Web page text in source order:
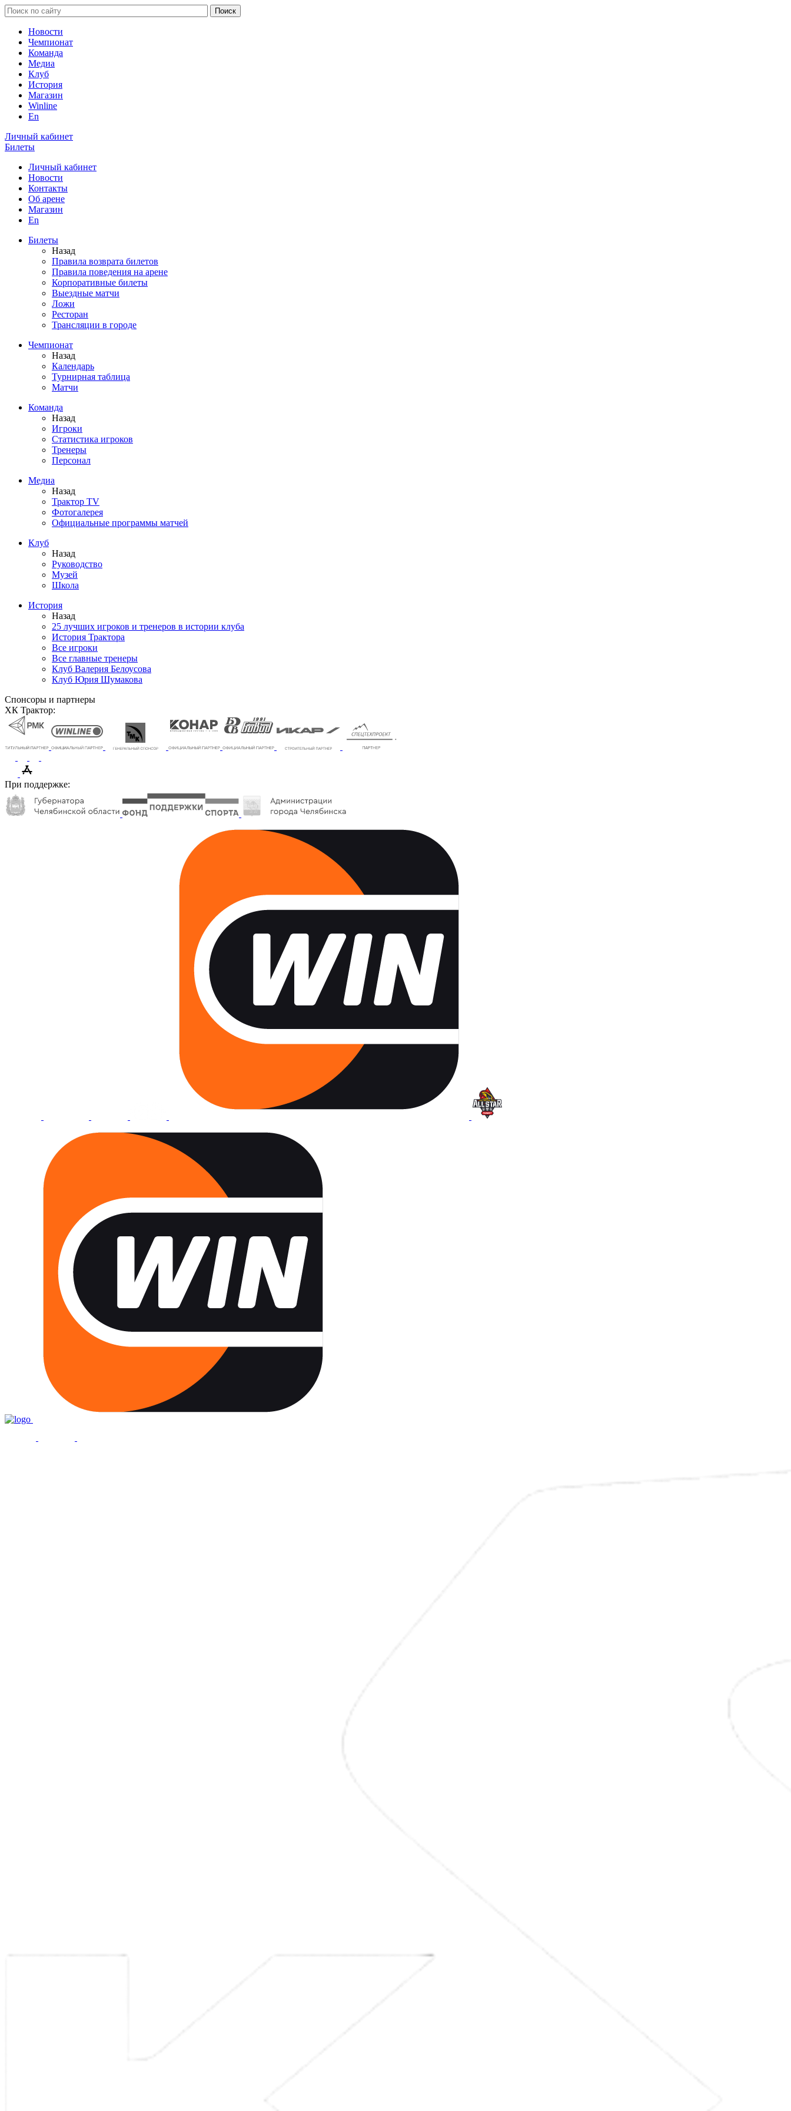
Новости
Чемпионат
Команда
Медиа
Клуб
История
Магазин
Winline
En
Личный кабинет
Билеты
Личный кабинет
Новости
Контакты
Об арене
Магазин
En
Билеты
Назад
Правила возврата билетов
Правила поведения на арене
Корпоративные билеты
Выездные матчи
Ложи
Ресторан
Трансляции в городе
Чемпионат
Назад
Календарь
Турнирная таблица
Матчи
Команда
Назад
Игроки
Статистика игроков
Тренеры
Персонал
Медиа
Назад
Трактор TV
Фотогалерея
Официальные программы матчей
Клуб
Назад
Руководство
Музей
Школа
История
Назад
25 лучших игроков и тренеров в истории клуба
История Трактора
Все игроки
Все главные тренеры
Клуб Валерия Белоусова
Клуб Юрия Шумакова
Спонсоры и партнеры
ХК Трактор:
При поддержке: